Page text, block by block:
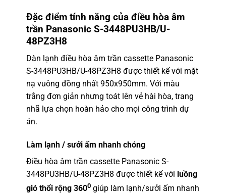
Đặc điểm tính năng của điều hòa âm
trần Panasonic S-3448PU3HB/U-
48PZ3H8
Dàn lạnh điều hòa âm trần cassette Panasonic
S-3448PU3HB/U-48PZ3H8được thiết kế với mặt
nạ vuông đồng nhất 950x950mm. Với màu
trắng đơn giản nhưng toát lên vẻ hài hòa, trang
nhã lựa chọn hoàn hảo cho mọi công trình dự
án.
Làm lạnh / sưởi ấm nhanh chóng
Điều hòa âm trần cassette Panasonic S-
3448PU3HB/U-48PZ3H8được thiết kế với luồng
gió thổi rộng 3600giúp làm lạnh/sưởi ấm nhanh